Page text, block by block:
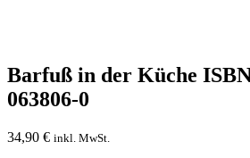
Barfuß in der Küche
063806-0
34,90 € inkl. MwSt.